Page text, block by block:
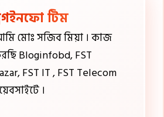
টিম
মোঃ সজিব মিয়া । কাজ
Bloginfobd, FST
FST IT , FST Telecom
।